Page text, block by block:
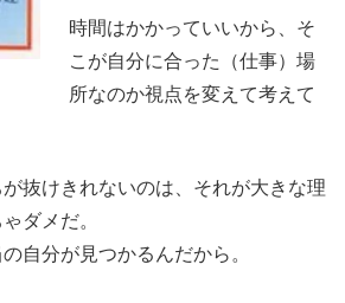
時間はかかっていいから、そ
こが自分に合った（仕事）場
所なのか視点を変えて考えて
抜けきれないのは、それが大きな理
ダメだ。
自分が見つかるんだから。